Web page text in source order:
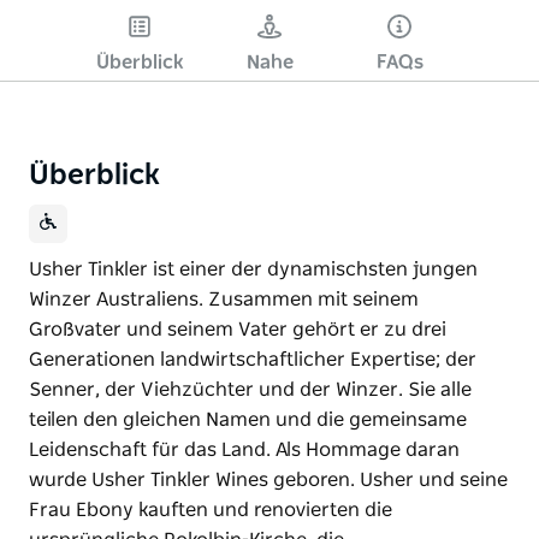
Überblick Nahe FAQs
Überblick
Usher Tinkler ist einer der dynamischsten jungen
Winzer Australiens. Zusammen mit seinem
Großvater und seinem Vater gehört er zu drei
Generationen landwirtschaftlicher Expertise; der
Senner, der Viehzüchter und der Winzer. Sie alle
teilen den gleichen Namen und die gemeinsame
Leidenschaft für das Land. Als Hommage daran
wurde Usher Tinkler Wines geboren. Usher und seine
Frau Ebony kauften und renovierten die